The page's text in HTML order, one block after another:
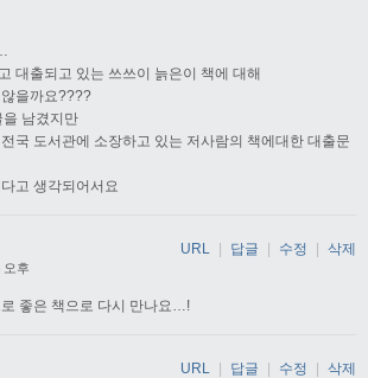
대출되고 있는 쓰쓰이 늙은이 책에 대해
을까요????
남겼지만
국 도서관에 소장하고 있는 저사람의 책에대한 대출문
고 생각되어서요
오후
좋은 책으로 다시 만나요…!
URL | 답글 | 수정 | 삭제
URL | 답글 | 수정 | 삭제